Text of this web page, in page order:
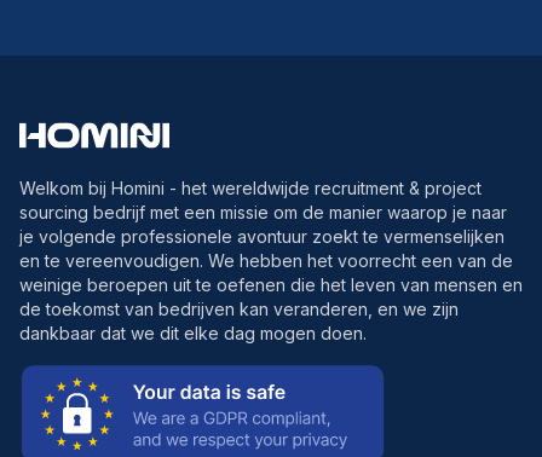
Welkom bij Homini - het wereldwijde recruitment & project
sourcing bedrijf met een missie om de manier waarop je naar
je volgende professionele avontuur zoekt te vermenselijken
en te vereenvoudigen. We hebben het voorrecht een van de
weinige beroepen uit te oefenen die het leven van mensen en
de toekomst van bedrijven kan veranderen, en we zijn
dankbaar dat we dit elke dag mogen doen.